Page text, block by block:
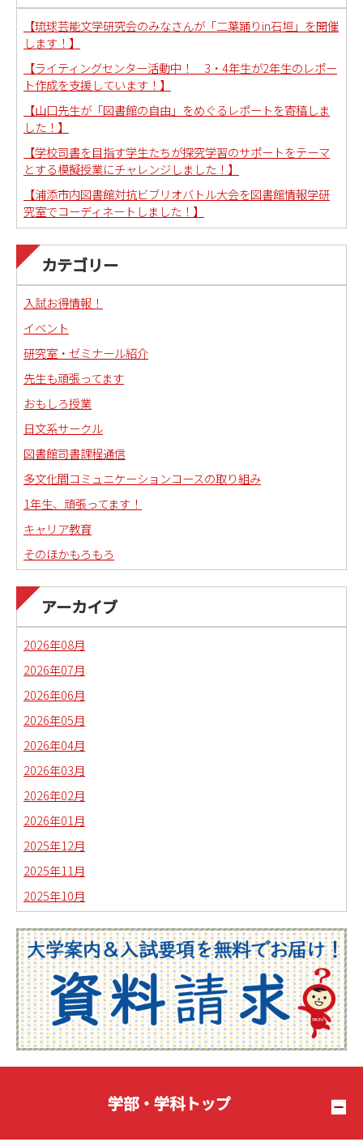
【琉球芸能文学研究会のみなさんが「二葉踊りin石垣」を開催
します！】
【ライティングセンター活動中！ 3・4年生が2年生のレポー
ト作成を支援しています！】
【山口先生が「図書館の自由」をめぐるレポートを寄稿しま
した！】
【学校司書を目指す学生たちが探究学習のサポートをテーマ
とする模擬授業にチャレンジしました！】
【浦添市内図書館対抗ビブリオバトル大会を図書館情報学研
究室でコーディネートしました！】
カテゴリー
入試お得情報！
イベント
研究室・ゼミナール紹介
先生も頑張ってます
おもしろ授業
日文系サークル
図書館司書課程通信
多文化間コミュニケーションコースの取り組み
1年生、頑張ってます！
キャリア教育
そのほかもろもろ
日本語教育副専攻課程通信(日本語教師)
琉球沖縄文化コースの取り組み
アーカイブ
2026年08月
2026年07月
2026年06月
2026年05月
2026年04月
2026年03月
2026年02月
2026年01月
2025年12月
2025年11月
2025年10月
2025年08月
2025年07月
2025年06月
2025年05月
2025年04月
2025年03月
学部・学科トップ